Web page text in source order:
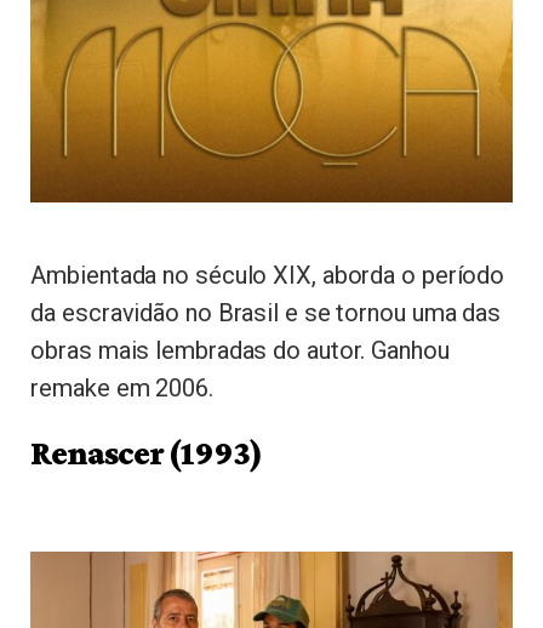
Ambientada no século XIX, aborda o período
da escravidão no Brasil e se tornou uma das
obras mais lembradas do autor. Ganhou
remake em 2006.
Renascer (1993)